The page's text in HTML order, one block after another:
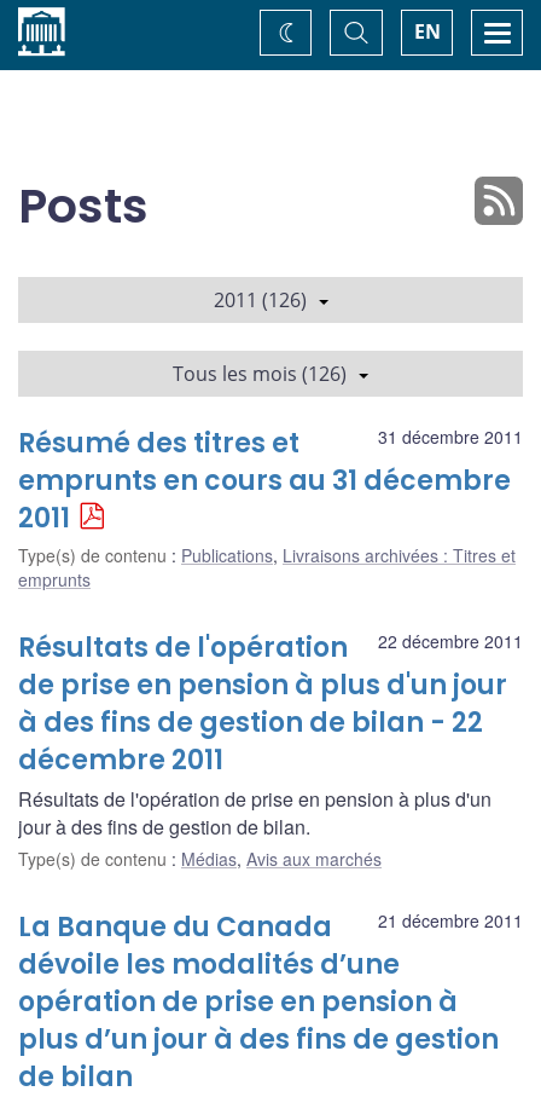
Accueil EN
Basculer
la
recherche
Changez
de
Posts
2011 (126)
Tous les mois (126)
31 décembre 2011
Résumé des titres et
emprunts en cours au 31 décembre
2011
Type(s) de contenu : Publications, Livraisons archivées : Titres et
emprunts
22 décembre 2011
Résultats de l'opération
de prise en pension à plus d'un jour
à des fins de gestion de bilan - 22
décembre 2011
Résultats de l'opération de prise en pension à plus d'un
jour à des fins de gestion de bilan.
Type(s) de contenu : Médias, Avis aux marchés
21 décembre 2011
La Banque du Canada
dévoile les modalités d’une
opération de prise en pension à
plus d’un jour à des fins de gestion
de bilan